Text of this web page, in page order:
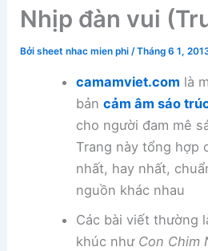
Nhịp đàn vui
Bởisheet nhac mien phi/Tháng 6 1,
camamviet.com là
bản cảm âm sáo
cho người đam mê
Trang này tổng hợp
nhất, hay nhất,
nguồn khác nhau
Các bài viết thường
khúc như Con Chim